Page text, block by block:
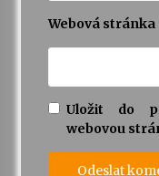
Webová stránka
Uložit do
webovou